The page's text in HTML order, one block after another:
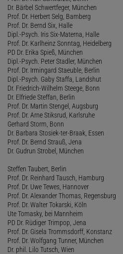
Dr. Bärbel Schwertfeger, München
Prof. Dr. Herbert Selg, Bamberg
Prof. Dr. Bernd Six, Halle
Dipl.-Psych. Iris Six-Materna, Halle
Prof. Dr. Karlheinz Sonntag, Heidelberg
PD Dr. Erika Spieß, München
Dipl.-Psych. Peter Stadler, München
Prof. Dr. Irmingard Staeuble, Berlin
Dipl.-Psych. Gaby Staffa, Landshut
Dr. Friedrich-Wilhelm Steege, Bonn
Dr. Elfriede Steffan, Berlin
Prof. Dr. Martin Stengel, Augsburg
Prof. Dr. Arne Stiksrud, Karlsruhe
Gerhard Storm, Bonn
Dr. Barbara Stosiek-ter-Braak, Essen
Prof. Dr. Bernd Strauß, Jena
Dr. Gudrun Strobel, München
Steffen Taubert, Berlin
Prof. Dr. Reinhard Tausch, Hamburg
Prof. Dr. Uwe Tewes, Hannover
Prof. Dr. Alexander Thomas, Regensburg
Prof. Dr. Walter Tokarski, Köln
Ute Tomasky, bei Mannheim
PD Dr. Rüdiger Trimpop, Jena
Prof. Dr. Gisela Trommsdorff, Konstanz
Prof. Dr. Wolfgang Tunner, München
Dr. phil. Lilo Tutsch, Wien